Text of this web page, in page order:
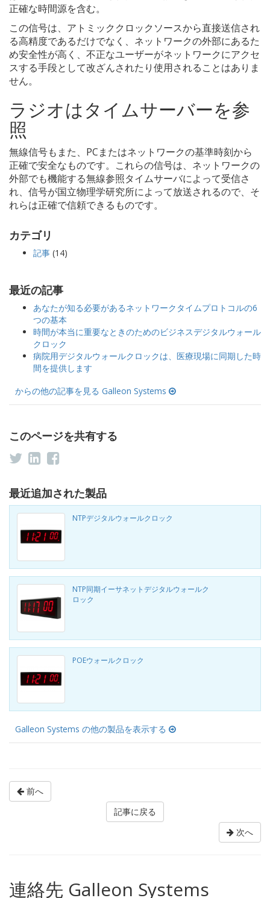
正確な時間源を含む。
この信号は、アトミッククロックソースから直接送信され
る高精度であるだけでなく、ネットワークの外部にあるた
め安全性が高く、不正なユーザーがネットワークにアクセ
スする手段として改ざんされたり使用されることはありま
せん。
ラジオはタイムサーバーを参
照
無線信号もまた、PCまたはネットワークの基準時刻から
正確で安全なものです。これらの信号は、ネットワークの
外部でも機能する無線参照タイムサーバによって受信さ
れ、信号が国立物理学研究所によって放送されるので、そ
れらは正確で信頼できるものです。
カテゴリ
記事 (14)
最近の記事
あなたが知る必要があるネットワークタイムプロトコルの6
つの基本
時間が本当に重要なときのためのビジネスデジタルウォール
クロック
病院用デジタルウォールクロックは、医療現場に同期した時
間を提供します
からの他の記事を見る Galleon Systems
このページを共有する
最近追加された製品
NTPデジタルウォールクロック
NTP同期イーサネットデジタルウォールク
ロック
POEウォールクロック
Galleon Systems の他の製品を表示する
前へ
記事に戻る
次へ
連絡先 Galleon Systems